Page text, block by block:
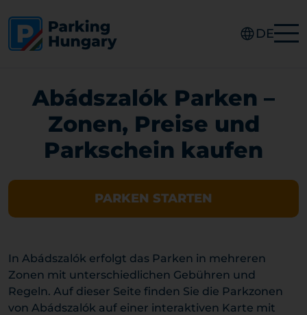
DE
Abádszalók Parken –
Zonen, Preise und
Parkschein kaufen
PARKEN STARTEN
In Abádszalók erfolgt das Parken in mehreren
Zonen mit unterschiedlichen Gebühren und
Regeln. Auf dieser Seite finden Sie die Parkzonen
von Abádszalók auf einer interaktiven Karte mit